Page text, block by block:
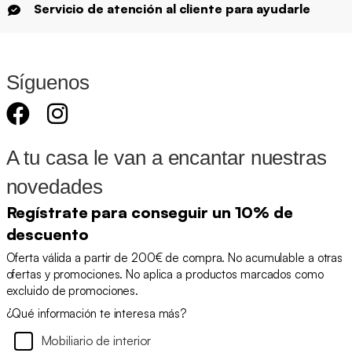
Servicio de atención al cliente para ayudarle
Síguenos
A tu casa le van a encantar nuestras
novedades
Regístrate para conseguir un 10% de
descuento
Oferta válida a partir de 200€ de compra. No acumulable a otras
ofertas y promociones. No aplica a productos marcados como
excluido de promociones.
¿Qué información te interesa más?
Mobiliario de interior